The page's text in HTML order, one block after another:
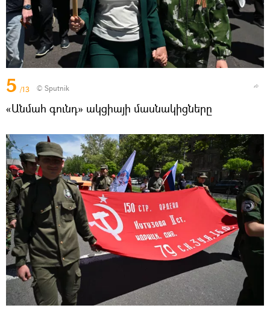
5 /13 © Sputnik
«Անմահ գունդ» ակցիայի մասնակիցները